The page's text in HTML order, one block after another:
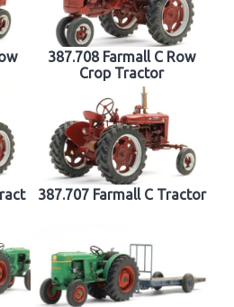
387.708 Farmall C Row
Crop Tractor
387.707 Farmall C Tractor